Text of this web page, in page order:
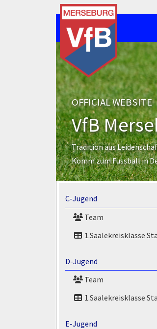
OFFICIAL WEBSITE
VfB
Tradition aus
Komm zum Fussball in
C-Jugend
Team
1.Saalekreisklasse
D-Jugend
Team
1.Saalekreisklasse
E-Jugend